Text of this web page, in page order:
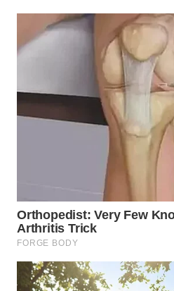
WN
WN
WN
TAPANULI
UTARA
WN
SAMOSIR